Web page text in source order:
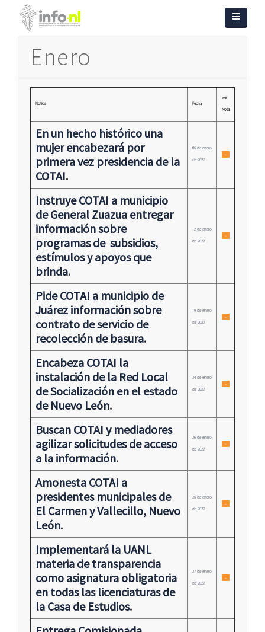
Enero
Noticia Fecha
Ver
Nota
En un hecho histórico una
mujer encabezará por
primera vez presidencia de la
COTAI.
06 de enero
de 2022
Instruye COTAI a municipio
de General Zuazua entregar
información sobre
programas de subsidios,
estímulos y apoyos que
brinda.
12 de enero
de 2022
Pide COTAI a municipio de
Juárez información sobre
contrato de servicio de
recolección de basura.
19 de enero
de 2022
Encabeza COTAI la
instalación de la Red Local
de Socialización en el estado
de Nuevo León.
24 de enero
de 2022
Buscan COTAI y mediadores
agilizar solicitudes de acceso
a la información.
26 de enero
de 2022
Amonesta COTAI a
presidentes municipales de
El Carmen y Vallecillo, Nuevo
León.
26 de enero
de 2022
Implementará la UANL
materia de transparencia
como asignatura obligatoria
en todas las licenciaturas de
la Casa de Estudios.
27 de enero
de 2022